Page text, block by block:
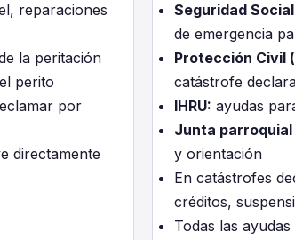
reparaciones
la peritación
perito
por
directamente
Seguridad
de emergencia
Protección Civil (
catástrofe
IHRU: ayudas
Junta parroquial
y orientación
En catástrofes
créditos,
Todas las